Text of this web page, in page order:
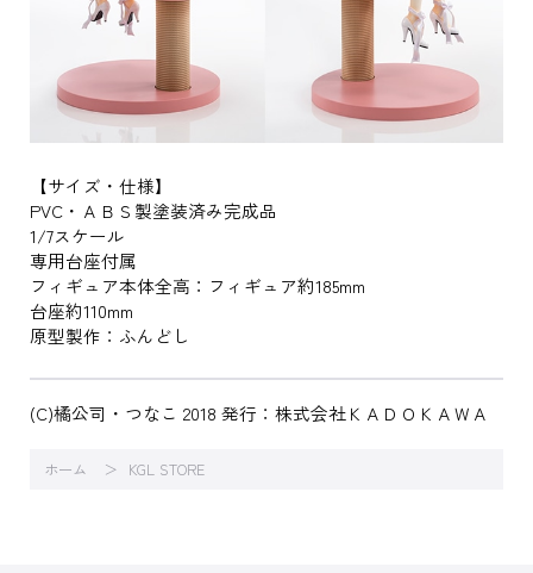
【サイズ・仕様】
PVC・ＡＢＳ製塗装済み完成品
1/7スケール
専用台座付属
フィギュア本体全高：フィギュア約185mm
台座約110mm
原型製作：ふんどし
(C)橘公司・つなこ 2018 発行：株式会社ＫＡＤＯＫＡＷＡ
ホーム KGL STORE